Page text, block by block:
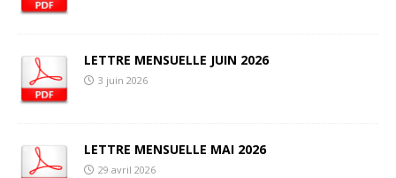
LETTRE MENSUELLE JUIN 2026
3 juin 2026
LETTRE MENSUELLE MAI 2026
29 avril 2026